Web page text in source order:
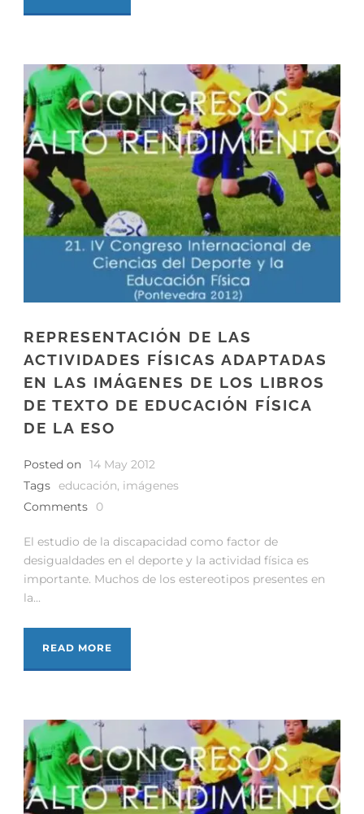
REPRESENTACIÓN DE LAS
ACTIVIDADES FÍSICAS ADAPTADAS
EN LAS IMÁGENES DE LOS LIBROS
DE TEXTO DE EDUCACIÓN FÍSICA
DE LA ESO
Posted on 14 May 2012
Tags educación, imágenes
Comments
0
El estudio de la discapacidad como factor de
desigualdades en el deporte y la actividad física es
importante. Muchos de los estereotipos presentes en
la...
READ MORE